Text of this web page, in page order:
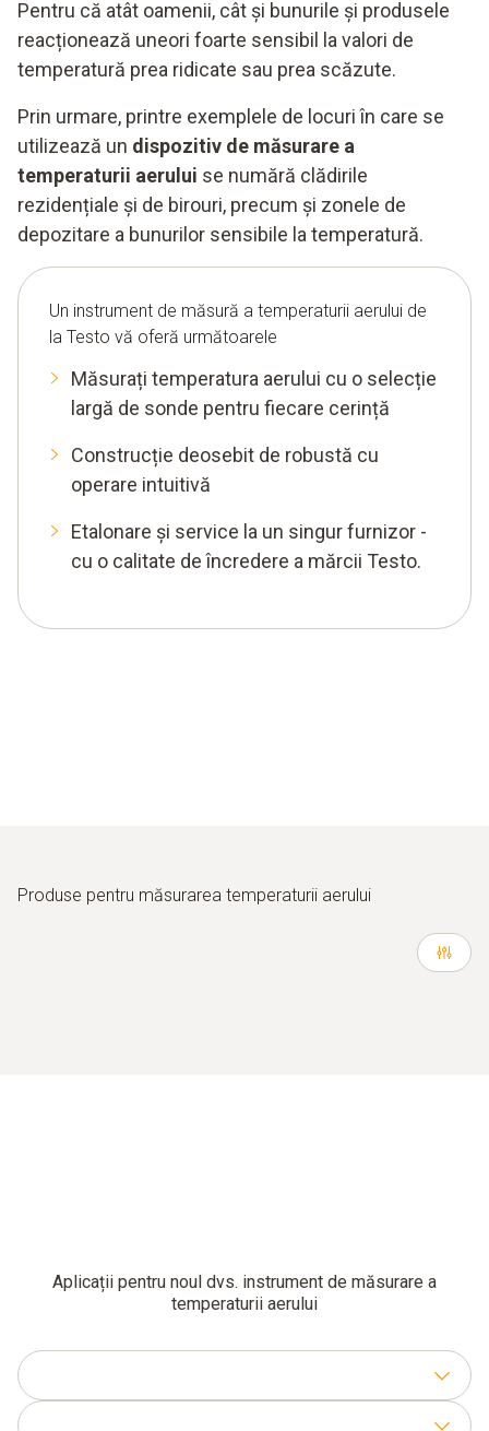
Pentru că atât oamenii, cât și bunurile și produsele
reacționează uneori foarte sensibil la valori de
temperatură prea ridicate sau prea scăzute.
Prin urmare, printre exemplele de locuri în care se
utilizează un dispozitiv de măsurare a
temperaturii aerului se numără clădirile
rezidențiale și de birouri, precum și zonele de
depozitare a bunurilor sensibile la temperatură.
Un instrument de măsură a temperaturii aerului de
la Testo vă oferă următoarele
Măsurați temperatura aerului cu o selecție
largă de sonde pentru fiecare cerință
Construcție deosebit de robustă cu
operare intuitivă
Etalonare și service la un singur furnizor -
cu o calitate de încredere a mărcii Testo.
Produse pentru măsurarea temperaturii aerului
Aplicații pentru noul dvs. instrument de măsurare a
temperaturii aerului